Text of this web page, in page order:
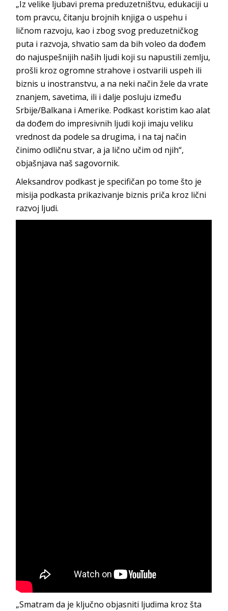
„Iz velike ljubavi prema preduzetništvu, edukaciji u
tom pravcu, čitanju brojnih knjiga o uspehu i
ličnom razvoju, kao i zbog svog preduzetničkog
puta i razvoja, shvatio sam da bih voleo da dođem
do najuspešnijih naših ljudi koji su napustili zemlju,
prošli kroz ogromne strahove i ostvarili uspeh ili
biznis u inostranstvu, a na neki način žele da vrate
znanjem, savetima, ili i dalje posluju između
Srbije/Balkana i Amerike. Podkast koristim kao alat
da dođem do impresivnih ljudi koji imaju veliku
vrednost da podele sa drugima, i na taj način
činimo odličnu stvar, a ja lično učim od njih“,
objašnjava naš sagovornik.
Aleksandrov podkast je specifičan po tome što je
misija podkasta prikazivanje biznis priča kroz lični
razvoj ljudi.
„Smatram da je ključno objasniti ljudima kroz šta